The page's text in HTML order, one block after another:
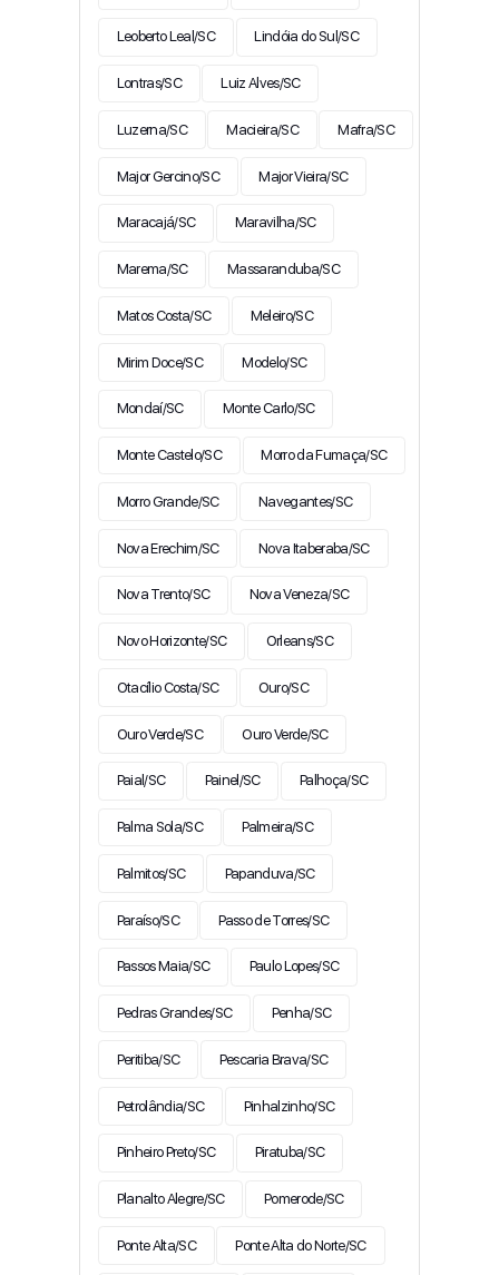
Leoberto Leal/SC Lindóia do Sul/SC
Lontras/SC Luiz Alves/SC
Luzerna/SC Macieira/SC Mafra/SC
Major Gercino/SC Major Vieira/SC
Maracajá/SC Maravilha/SC
Marema/SC Massaranduba/SC
Matos Costa/SC Meleiro/SC
Mirim Doce/SC Modelo/SC
Mondaí/SC Monte Carlo/SC
Monte Castelo/SC Morro da Fumaça/SC
Morro Grande/SC Navegantes/SC
Nova Erechim/SC Nova Itaberaba/SC
Nova Trento/SC Nova Veneza/SC
Novo Horizonte/SC Orleans/SC
Otacílio Costa/SC Ouro/SC
Ouro Verde/SC Ouro Verde/SC
Paial/SC Painel/SC Palhoça/SC
Palma Sola/SC Palmeira/SC
Palmitos/SC Papanduva/SC
Paraíso/SC Passo de Torres/SC
Passos Maia/SC Paulo Lopes/SC
Pedras Grandes/SC Penha/SC
Peritiba/SC Pescaria Brava/SC
Petrolândia/SC Pinhalzinho/SC
Pinheiro Preto/SC Piratuba/SC
Planalto Alegre/SC Pomerode/SC
Ponte Alta/SC Ponte Alta do Norte/SC